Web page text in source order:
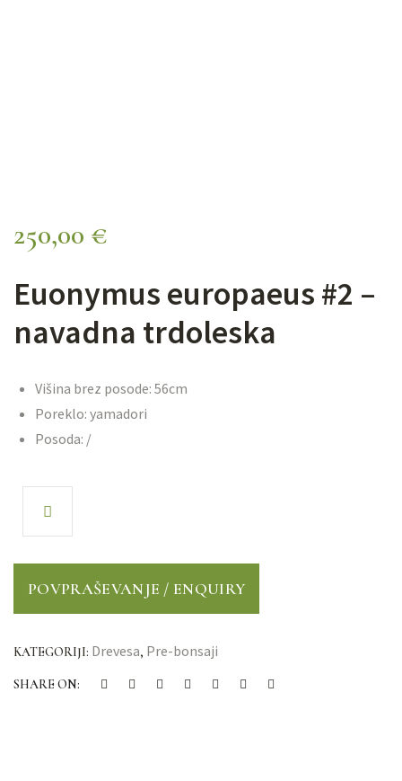
250,00 €
Euonymus europaeus #2 –
navadna trdoleska
Višina brez posode: 56cm
Poreklo: yamadori
Posoda: /
KATEGORIJI: Drevesa, Pre-bonsaji
SHARE ON: